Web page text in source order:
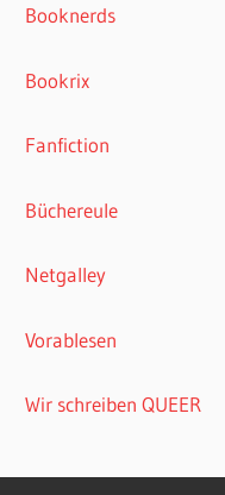
Booknerds
Bookrix
Fanfiction
Büchereule
Netgalley
Vorablesen
Wir schreiben QUEER